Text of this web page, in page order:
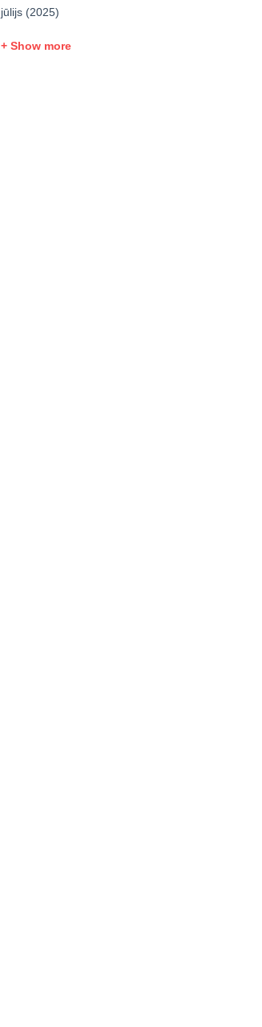
jūlijs (2025)
+ Show more